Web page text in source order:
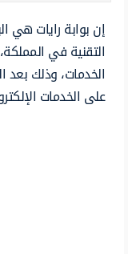
إن بوابة رايات هي
التقنية في
الخدمات، وذلك بعد
على الخدمات